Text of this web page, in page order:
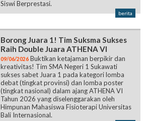
Siswi Berprestasi.
berita
Borong Juara 1! Tim Suksma Sukses
Raih Double Juara ATHENA VI
09/06/2026 Buktikan ketajaman berpikir dan
kreativitas! Tim SMA Negeri 1 Sukawati
sukses sabet Juara 1 pada kategori lomba
debat (tingkat provinsi) dan lomba poster
(tingkat nasional) dalam ajang ATHENA VI
Tahun 2026 yang diselenggarakan oleh
Himpunan Mahasiswa Fisioterapi Universitas
Bali Internasional.